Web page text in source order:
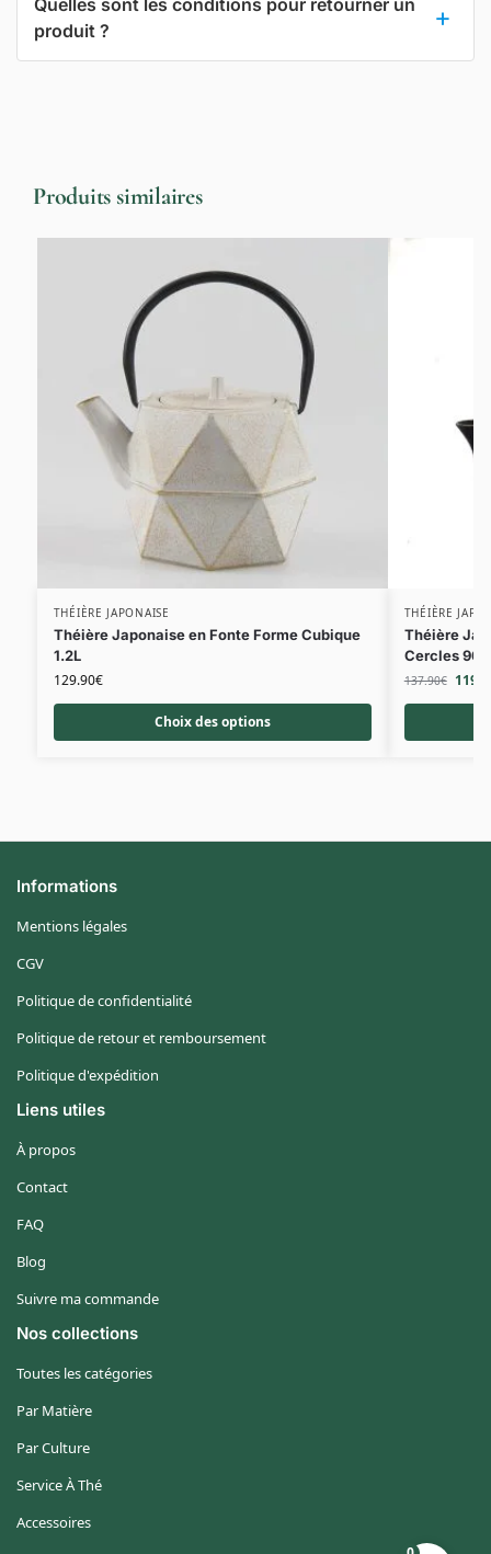
Quelles sont les conditions pour retourner un
produit ?
Produits similaires
THÉIÈRE JAPONAISE
Théière Japonaise en Fonte Forme Cubique
1.2L
129.90€
Choix des options
THÉIÈRE
Théière
Cercles
137.90€
Informations
Mentions légales
CGV
Politique de confidentialité
Politique de retour et remboursement
Politique d'expédition
Liens utiles
À propos
Contact
FAQ
Blog
Suivre ma commande
Nos collections
Toutes les catégories
Par Matière
Par Culture
Service À Thé
Accessoires